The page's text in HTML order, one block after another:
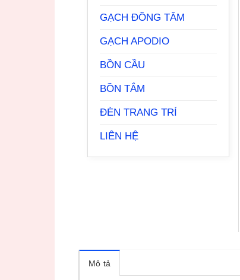
GẠCH ĐỒNG TÂM
GẠCH APODIO
BỒN CẦU
BỒN TẮM
ĐÈN TRANG TRÍ
LIÊN HỆ
Mô tả